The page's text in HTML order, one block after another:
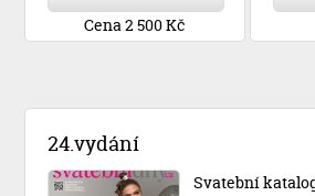
Cena 2 500 Kč
24.vydání
Svatební